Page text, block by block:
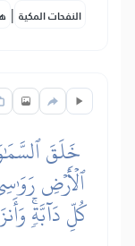
النفحات المكية |
خَلَقَ
ٱلۡأَرۡضِ
كُلِّ دَآبَّةٖۚ